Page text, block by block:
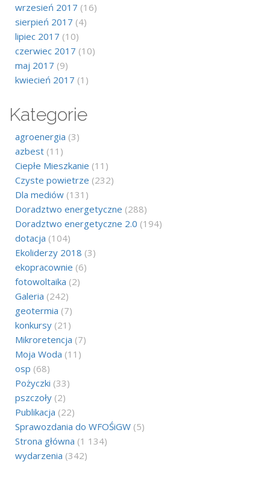
wrzesień 2017 (16)
sierpień 2017 (4)
lipiec 2017 (10)
czerwiec 2017 (10)
maj 2017 (9)
kwiecień 2017 (1)
Kategorie
agroenergia (3)
azbest (11)
Ciepłe Mieszkanie (11)
Czyste powietrze (232)
Dla mediów (131)
Doradztwo energetyczne (288)
Doradztwo energetyczne 2.0 (194)
dotacja (104)
Ekoliderzy 2018 (3)
ekopracownie (6)
fotowoltaika (2)
Galeria (242)
geotermia (7)
konkursy (21)
Mikroretencja (7)
Moja Woda (11)
osp (68)
Pożyczki (33)
pszczoły (2)
Publikacja (22)
Sprawozdania do WFOŚiGW (5)
Strona główna (1 134)
wydarzenia (342)